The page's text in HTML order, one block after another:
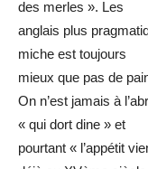
des merles ». Les
anglais plus
miche est toujours
mieux que pas de
On n’est jamais à
« qui dort dine » et
pourtant « l’appétit